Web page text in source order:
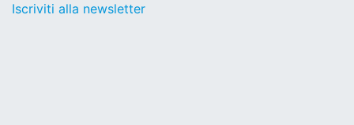
Iscriviti alla newsletter